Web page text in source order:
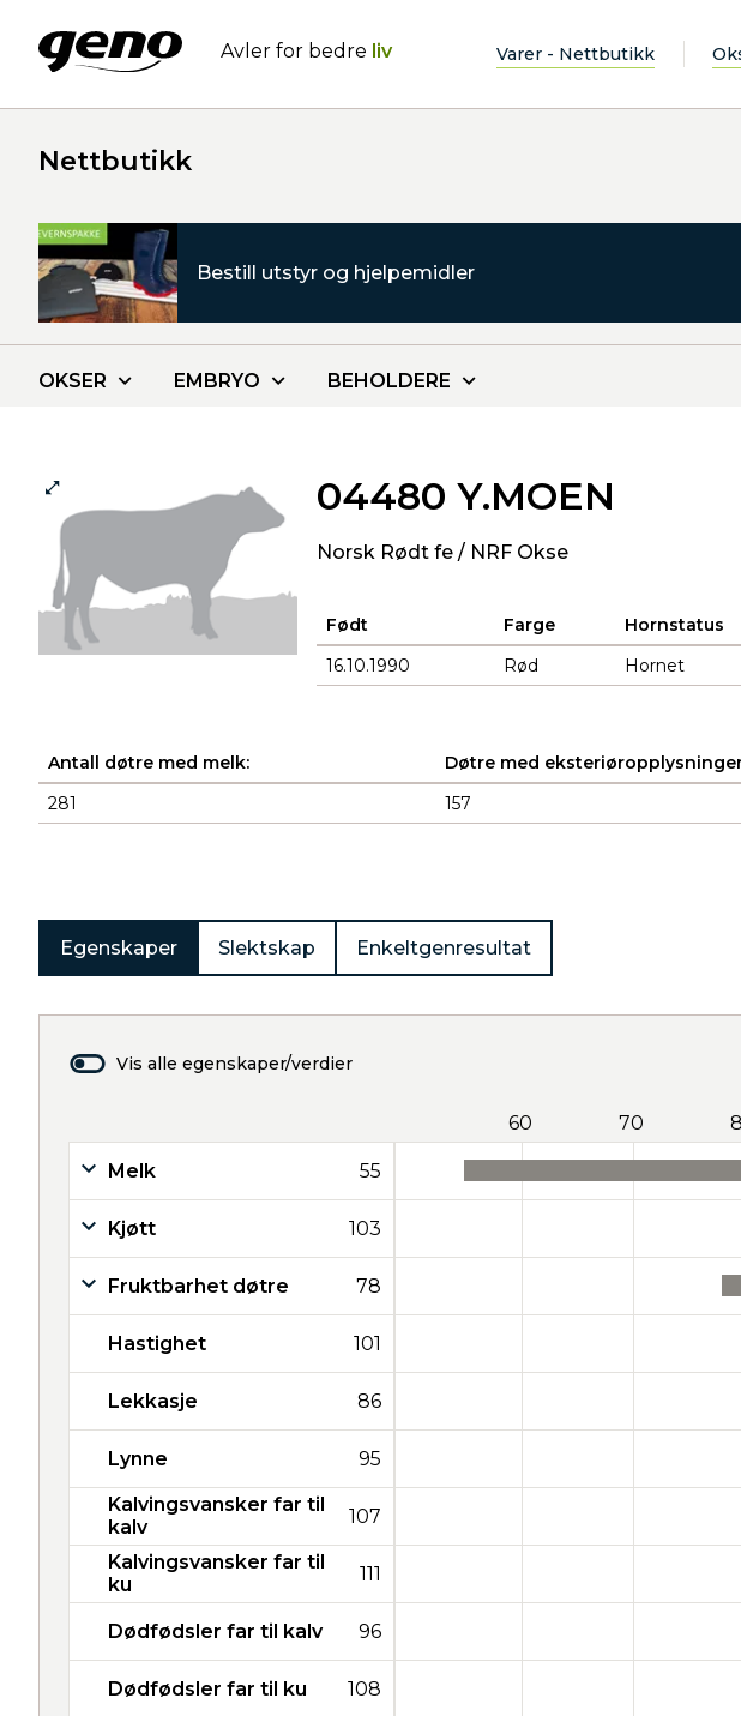
Avler for bedre liv Varer - Nettbutikk
Nettbutikk
Bestill utstyr og hjelpemidler
OKSER EMBRYO BEHOLDERE
04480 Y.MOEN
Norsk Rødt fe / NRF Okse
Født Farge Hornstatus
16.10.1990
Rød Hornet
Antall døtre med melk: Døtre med
281
157
Egenskaper Slektskap Enkeltgenresultat
Vis alle egenskaper/verdier
60 70
Melk 55
Kjøtt 103
Fruktbarhet døtre 78
Hastighet 101
Lekkasje 86
Lynne 95
Kalvingsvansker far til
kalv
107
Kalvingsvansker far til
ku
111
Dødfødsler far til kalv 96
Dødfødsler far til ku 108